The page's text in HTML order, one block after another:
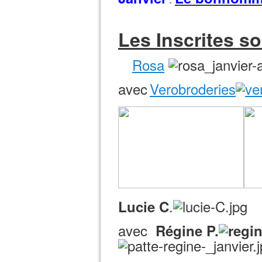
Les Inscrites
Rosa
avecVerobroderies
Lucie C.
avec Régine P.